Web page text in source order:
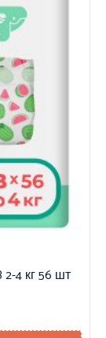
4 кг 56 шт